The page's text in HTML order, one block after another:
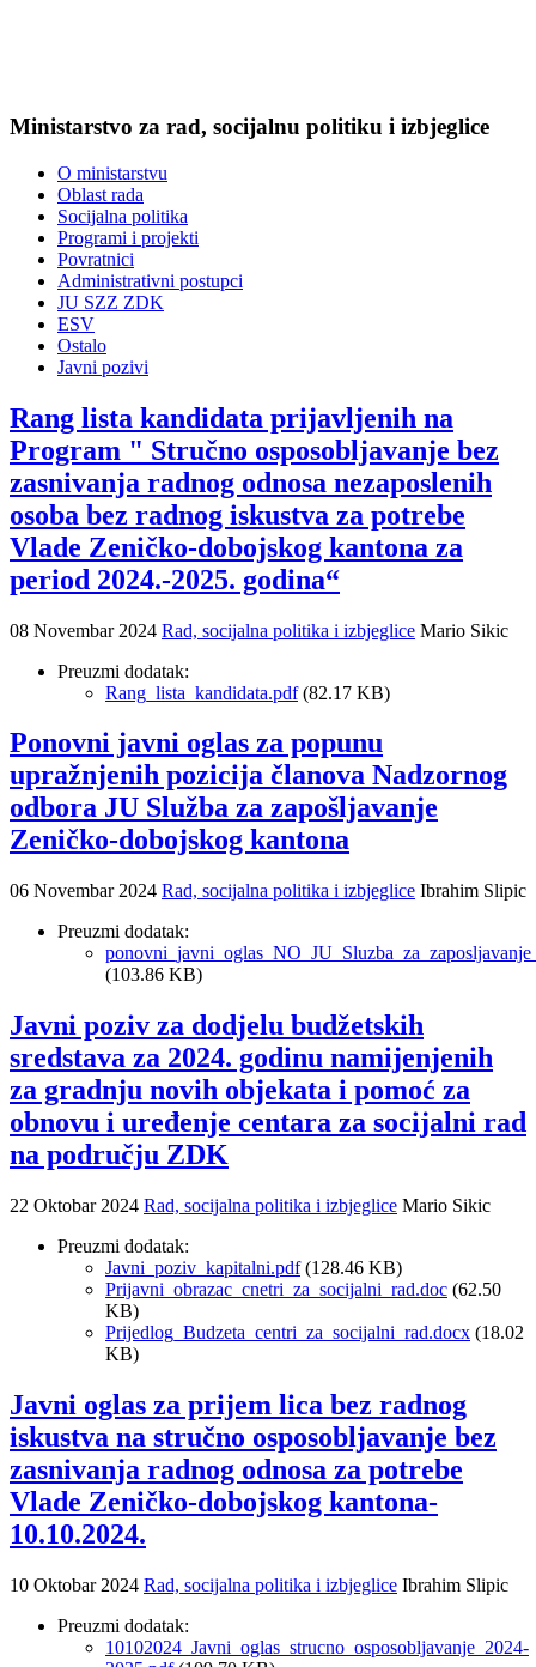
Ministarstvo za rad, socijalnu politiku i izbjeglice
O ministarstvu
Oblast rada
Socijalna politika
Programi i projekti
Povratnici
Administrativni postupci
JU SZZ ZDK
ESV
Ostalo
Javni pozivi
Rang lista kandidata prijavljenih na
Program " Stručno osposobljavanje bez
zasnivanja radnog odnosa nezaposlenih
osoba bez radnog iskustva za potrebe
Vlade Zeničko-dobojskog kantona za
period 2024.-2025. godina“
08 Novembar 2024 Rad, socijalna politika i izbjeglice Mario Sikic
Preuzmi dodatak:
Rang_lista_kandidata.pdf(82.17 KB)
Ponovni javni oglas za popunu
upražnjenih pozicija članova Nadzornog
odbora JU Služba za zapošljavanje
Zeničko-dobojskog kantona
06 Novembar 2024 Rad, socijalna politika i izbjeglice Ibrahim Slipic
Preuzmi dodatak:
(103.86 KB)
Javni poziv za dodjelu budžetskih
sredstava za 2024. godinu namijenjenih
za gradnju novih objekata i pomoć za
obnovu i uređenje centara za socijalni rad
na području ZDK
22 Oktobar 2024 Rad, socijalna politika i izbjeglice Mario Sikic
Preuzmi dodatak:
Javni_poziv_kapitalni.pdf(128.46 KB)
Prijavni_obrazac_cnetri_za_socijalni_rad.doc (62.50
KB)
Prijedlog_Budzeta_centri_za_socijalni_rad.docx (18.02
KB)
Javni oglas za prijem lica bez radnog
iskustva na stručno osposobljavanje bez
zasnivanja radnog odnosa za potrebe
Vlade Zeničko-dobojskog kantona-
10.10.2024.
10 Oktobar 2024 Rad, socijalna politika i izbjeglice Ibrahim Slipic
Preuzmi dodatak:
10102024_Javni_oglas_strucno_osposobljavanje_2024-